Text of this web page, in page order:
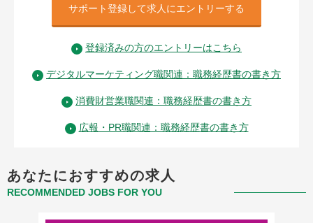
サポート登録して求人にエントリーする
登録済みの方のエントリーはこちら
デジタルマーケティング職関連：職務経歴書の書き方
消費財営業職関連：職務経歴書の書き方
広報・PR職関連：職務経歴書の書き方
あなたにおすすめの求人
RECOMMENDED JOBS FOR YOU